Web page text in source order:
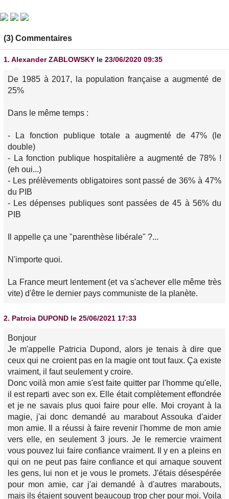
(3) Commentaires
1. Alexander ZABLOWSKY le 23/06/2020 09:35
De 1985 à 2017, la population française a augmenté de
25%
Dans le même temps :
- La fonction publique totale a augmenté de 47% (le
double)
- La fonction publique hospitalière a augmenté de 78% !
(eh oui...)
- Les prélèvements obligatoires sont passé de 36% à 47%
du PIB
- Les dépenses publiques sont passées de 45 à 56% du
PIB
Il appelle ça une "parenthèse libérale" ?...
N'importe quoi.
La France meurt lentement (et va s'achever elle même très
vite) d'être le dernier pays communiste de la planète.
2. Patrcia DUPOND le 25/06/2021 17:33
Bonjour
Je m'appelle Patricia Dupond, alors je tenais à dire que
ceux qui ne croient pas en la magie ont tout faux. Ça existe
vraiment, il faut seulement y croire.
Donc voilà mon amie s'est faite quitter par l'homme qu'elle,
il est reparti avec son ex. Elle était complètement effondrée
et je ne savais plus quoi faire pour elle. Moi croyant à la
magie, j'ai donc demandé au marabout Assouka d'aider
mon amie. Il a réussi à faire revenir l'homme de mon amie
vers elle, en seulement 3 jours. Je le remercie vraiment
vous pouvez lui faire confiance vraiment. Il y en a pleins en
qui on ne peut pas faire confiance et qui arnaque souvent
les gens, lui non et je vous le promets. J'étais désespérée
pour mon amie, car j'ai demandé à d'autres marabouts,
mais ils étaient souvent beaucoup trop cher pour moi. Voila